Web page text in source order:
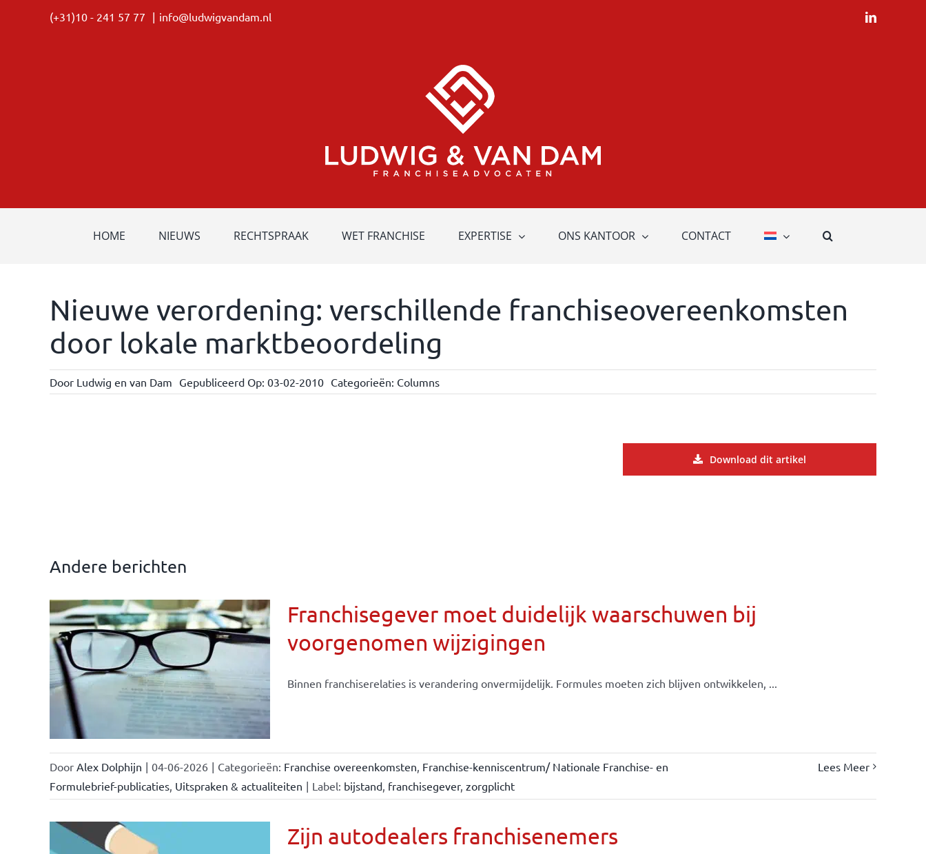
(+31)10 - 241 57 77 | info@ludwigvandam.nl LinkedIn
HOME NIEUWS RECHTSPRAAK WET FRANCHISE EXPERTISE ONS KANTOOR CONTACT
Nieuwe verordening: verschillende franchiseovereenkomsten
door lokale marktbeoordeling
Door Ludwig en van Dam Gepubliceerd Op: 03-02-2010 Categorieën: Columns
Download dit artikel
Andere berichten
Franchisegever moet duidelijk waarschuwen bij
voorgenomen wijzigingen
Binnen franchiserelaties is verandering onvermijdelijk. Formules moeten zich blijven ontwikkelen, ...
Door Alex Dolphijn | 04-06-2026 | Categorieën: Franchise overeenkomsten Franchise-kenniscentrum/ Nationale Franchise- en
Formulebrief-publicaties, Uitspraken & actualiteiten | Label: bijstand, franchisegever, zorgplicht
Lees Meer
Zijn autodealers franchisenemers